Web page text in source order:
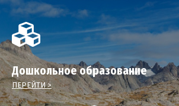
Дошкольное образование
ПЕРЕЙТИ >